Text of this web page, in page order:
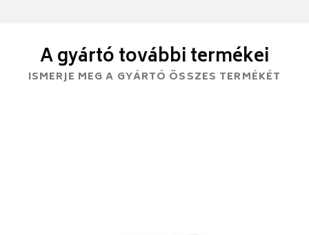
A gyártó további termékei
ISMERJE MEG A GYÁRTÓ ÖSSZES TERMÉKÉT